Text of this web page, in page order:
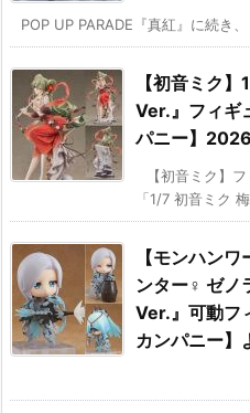
POP UP PARADE『真紅』に続き
【初音ミク
Ver.』フィギ
パニー】
【初音ミク】
「1/7 初音ミク
【モンハン
ンター♀ ゼノ
Ver.』可動フ
カンパニー